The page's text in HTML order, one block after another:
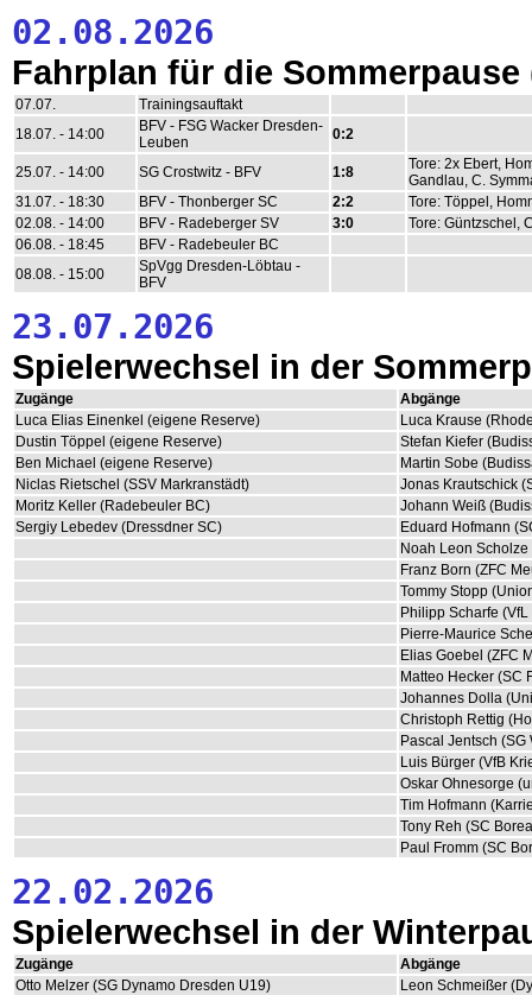
02.08.2026
Fahrplan für die
07.07.
Trainingsauftakt
18.07. - 14:00
BFV - FSG Wacker Dresden-
Leuben
0:2
25.07. - 14:00 SG Crostwitz - BFV 1:8
Tore: 2x Ebert,
Gandlau, C.
31.07. - 18:30
BFV - Thonberger SC 2:2
Tore: Töppel,
02.08. - 14:00
BFV - Radeberger SV 3:0
Tore: Güntzschel,
06.08. - 18:45
BFV - Radebeuler BC
08.08. - 15:00
SpVgg Dresden-Löbtau -
BFV
23.07.2026
Spielerwechsel in der
Zugänge
Abgänge
Luca Elias Einenkel (eigene Reserve)
Luca Krause
Dustin Töppel (eigene Reserve)
Stefan Kiefer
Ben Michael (eigene Reserve)
Martin Sobe
Niclas Rietschel (SSV Markranstädt)
Jonas Krautschick
Moritz Keller (Radebeuler BC)
Johann Weiß
Sergiy Lebedev (Dressdner SC)
Eduard Hofmann
Noah Leon
Franz Born (ZFC
Tommy Stopp
Philipp Scharfe
Pierre-Maurice
Elias Goebel (ZFC
Matteo Hecker (SC
Johannes Dolla
Christoph Rettig
Pascal Jentsch (SG
Luis Bürger (VfB
Oskar Ohnesorge
Tim Hofmann
Tony Reh (SC
Paul Fromm (SC
22.02.2026
Spielerwechsel in der
Zugänge
Abgänge
Otto Melzer (SG Dynamo Dresden U19)
Leon Schmeißer